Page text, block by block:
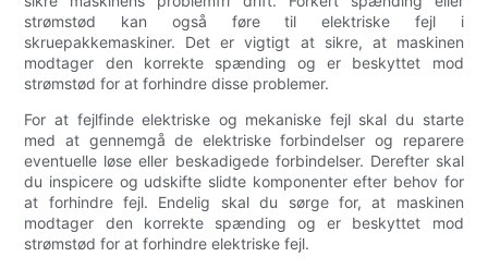
strømstød kan også føre til elektriske fejl i
skruepakkemaskiner. Det er vigtigt at sikre, at maskinen
modtager den korrekte spænding og er beskyttet mod
strømstød for at forhindre disse problemer.
For at fejlfinde elektriske og mekaniske fejl skal du starte
med at gennemgå de elektriske forbindelser og reparere
eventuelle løse eller beskadigede forbindelser. Derefter skal
du inspicere og udskifte slidte komponenter efter behov for
at forhindre fejl. Endelig skal du sørge for, at maskinen
modtager den korrekte spænding og er beskyttet mod
strømstød for at forhindre elektriske fejl.